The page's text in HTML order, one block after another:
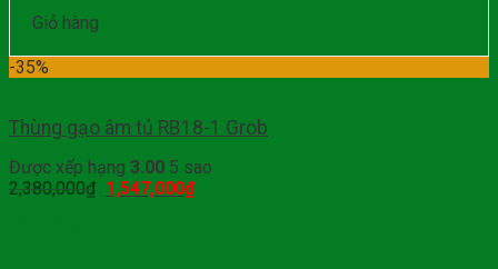
Giỏ hàng
-35%
Thùng gạo âm tủ RB18-1 Grob
Được xếp hạng 3.00 5 sao
2,380,000₫ 1,547,000₫